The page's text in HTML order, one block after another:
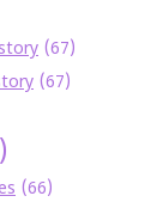
(67)
(67)
(66)